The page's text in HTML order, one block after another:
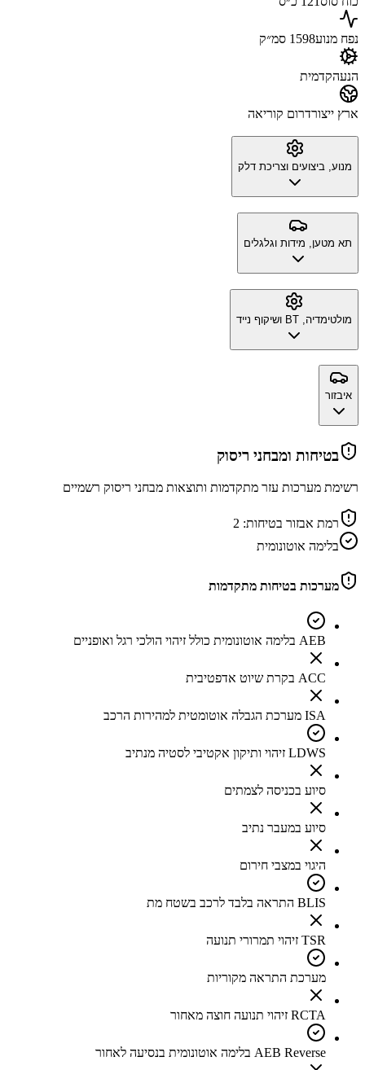
נפח מנוע1598 סמ״ק
הנעהקדמית
ארץ ייצורדרום קוריאה
מנוע, ביצועים וצריכת דלק
תא מטען, מידות וגלגלים
מולטימדיה, BT ושיקוף נייד
איבזור
בטיחות ומבחני ריסוק
רשימת מערכות עזר מתקדמות ותוצאות מבחני ריסוק רשמיים
רמת אבזור בטיחות: 2
בלימה אוטונומית
מערכות בטיחות מתקדמות
AEB בלימה אוטונומית כולל זיהוי הולכי רגל ואופניים
ACC בקרת שיוט אדפטיבית
ISA מערכת הגבלה אוטומטית למהירות הרכב
LDWS זיהוי ותיקון אקטיבי לסטיה מנתיב
סיוע בכניסה לצמתים
סיוע במעבר נתיב
היגוי במצבי חירום
BLIS התראה בלבד לרכב בשטח מת
TSR זיהוי תמרורי תנועה
מערכת התראה מקוריות
RCTA זיהוי תנועה חוצה מאחור
AEB Reverse בלימה אוטונומית בנסיעה לאחור